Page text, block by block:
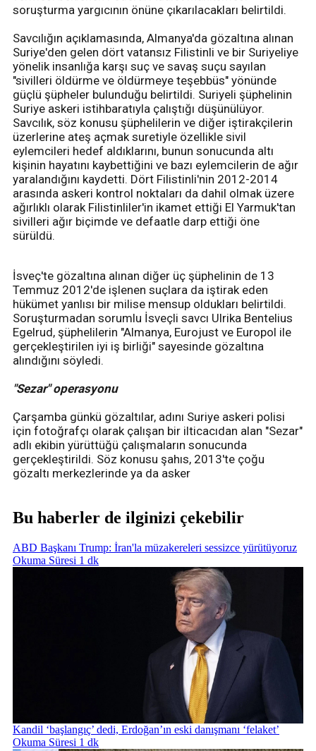
soruşturma yargıcının önüne çıkarılacakları belirtildi.
Savcılığın açıklamasında, Almanya'da gözaltına alınan
Suriye'den gelen dört vatansız Filistinli ve bir Suriyeliye
yönelik insanlığa karşı suç ve savaş suçu sayılan
"sivilleri öldürme ve öldürmeye teşebbüs" yönünde
güçlü şüpheler bulunduğu belirtildi. Suriyeli şüphelinin
Suriye askeri istihbaratıyla çalıştığı düşünülüyor.
Savcılık, söz konusu şüphelilerin ve diğer iştirakçilerin
üzerlerine ateş açmak suretiyle özellikle sivil
eylemcileri hedef aldıklarını, bunun sonucunda altı
kişinin hayatını kaybettiğini ve bazı eylemcilerin de ağır
yaralandığını kaydetti. Dört Filistinli'nin 2012-2014
arasında askeri kontrol noktaları da dahil olmak üzere
ağırlıklı olarak Filistinliler'in ikamet ettiği El Yarmuk'tan
sivilleri ağır biçimde ve defaatle darp ettiği öne
sürüldü.
İsveç'te gözaltına alınan diğer üç şüphelinin de 13
Temmuz 2012'de işlenen suçlara da iştirak eden
hükümet yanlısı bir milise mensup oldukları belirtildi.
Soruşturmadan sorumlu İsveçli savcı Ulrika Bentelius
Egelrud, şüphelilerin "Almanya, Eurojust ve Europol ile
gerçekleştirilen iyi iş birliği" sayesinde gözaltına
alındığını söyledi.
"Sezar" operasyonu
Çarşamba günkü gözaltılar, adını Suriye askeri polisi
için fotoğrafçı olarak çalışan bir ilticacıdan alan "Sezar"
adlı ekibin yürüttüğü çalışmaların sonucunda
gerçekleştirildi. Söz konusu şahıs, 2013'te çoğu
gözaltı merkezlerinde ya da asker
Bu haberler de ilginizi çekebilir
ABD Başkanı Trump: İran'la müzakereleri sessizce yürütüyoruz
Okuma Süresi 1 dk
Kandil ‘başlangıç’ dedi, Erdoğan’ın eski danışmanı ‘felaket’
Okuma Süresi 1 dk